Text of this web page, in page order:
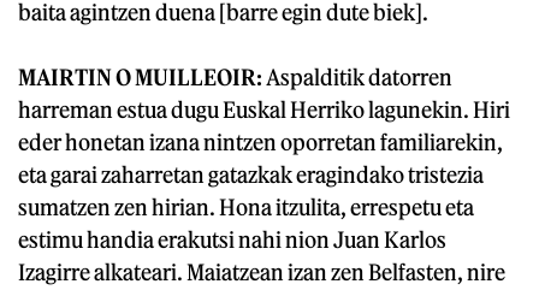
baita agintzen duena [barre egin dute biek].
MAIRTIN O MUILLEOIR: Aspalditik datorren
harreman estua dugu Euskal Herriko lagunekin. Hiri
eder honetan izana nintzen oporretan familiarekin,
eta garai zaharretan gatazkak eragindako tristezia
sumatzen zen hirian. Hona itzulita, errespetu eta
estimu handia erakutsi nahi nion Juan Karlos
Izagirre alkateari. Maiatzean izan zen Belfasten, nire